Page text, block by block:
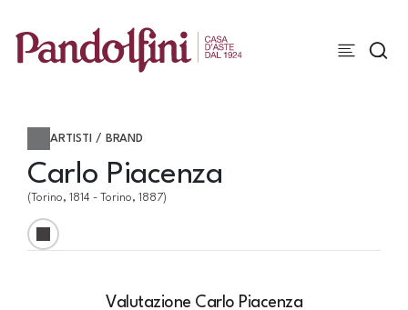
ARTISTI / BRAND
Carlo Piacenza
(Torino, 1814 - Torino, 1887)
Valutazione Carlo Piacenza